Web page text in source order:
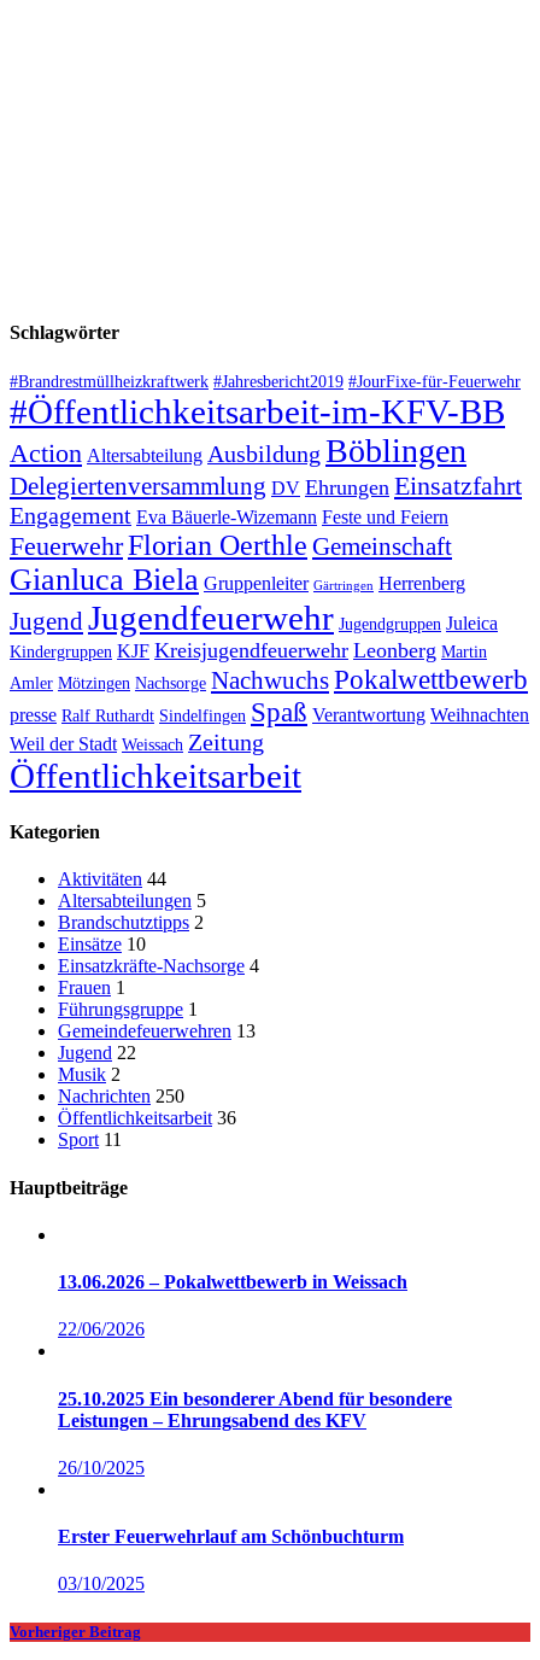
Schlagwörter
#Brandrestmüllheizkraftwerk #Jahresbericht2019 #JourFixe-für-Feuerwehr
#Öffentlichkeitsarbeit-im-KFV-BB
Action Altersabteilung Ausbildung Böblingen
Delegiertenversammlung DV Ehrungen Einsatzfahrt
Engagement Eva Bäuerle-Wizemann Feste und Feiern
FeuerwehrFlorian Oerthle Gemeinschaft
Gianluca Biela Gruppenleiter Gärtringen Herrenberg
Jugend Jugendfeuerwehr Jugendgruppen Juleica
Kindergruppen KJF Kreisjugendfeuerwehr Leonberg Martin
Amler Mötzingen Nachsorge NachwuchsPokalwettbewerb
presse Ralf Ruthardt Sindelfingen Spaß Verantwortung Weihnachten
Weil der Stadt Weissach Zeitung
Öffentlichkeitsarbeit
Kategorien
Aktivitäten 44
Altersabteilungen 5
Brandschutztipps 2
Einsätze 10
Einsatzkräfte-Nachsorge 4
Frauen 1
Führungsgruppe 1
Gemeindefeuerwehren 13
Jugend 22
Musik 2
Nachrichten 250
Öffentlichkeitsarbeit 36
Sport 11
Hauptbeiträge
13.06.2026 – Pokalwettbewerb in Weissach
22/06/2026
25.10.2025 Ein besonderer Abend für besondere
Leistungen – Ehrungsabend des KFV
26/10/2025
Erster Feuerwehrlauf am Schönbuchturm
03/10/2025
Vorheriger Beitrag